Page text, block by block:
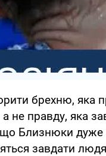
брехню, яка
не правду, яка
Близнюки дуже
завдати